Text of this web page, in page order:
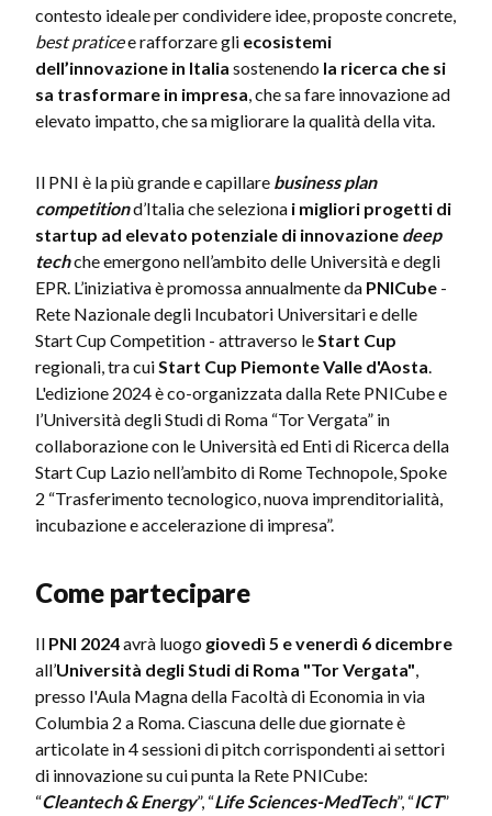
contesto ideale per condividere idee, proposte concrete,
best praticee rafforzare gli ecosistemi
dell’innovazione in Italia sostenendo la ricerca che si
sa trasformare in impresa , che sa fare innovazione ad
elevato impatto, che sa migliorare la qualità della vita.
Il PNI è la più grande e capillare business plan
competitiond’Italia che seleziona i migliori progetti di
startup ad elevato potenziale di innovazione deep
techche emergono nell’ambito delle Università e degli
EPR. L’iniziativa è promossa annualmente da PNICube -
Rete Nazionale degli Incubatori Universitari e delle
Start Cup Competition - attraverso le Start Cup
regionali, tra cui Start Cup Piemonte Valle d'Aosta
L'edizione 2024 è co-organizzata dalla Rete PNICube e
l’Università degli Studi di Roma “Tor Vergata” in
collaborazione con le Università ed Enti di Ricerca della
Start Cup Lazio nell’ambito di Rome Technopole, Spoke
2 “Trasferimento tecnologico, nuova imprenditorialità,
incubazione e accelerazione di impresa”.
Come partecipare
Il PNI 2024avrà luogo giovedì 5 e venerdì 6 dicembre
all’Università degli Studi di Roma "Tor Vergata"
presso l'Aula Magna della Facoltà di Economia in via
Columbia 2 a Roma. Ciascuna delle due giornate è
articolate in 4 sessioni di pitch corrispondenti ai settori
di innovazione su cui punta la Rete PNICube:
“Cleantech & Energy”, “Life Sciences-MedTech”, “ICT”